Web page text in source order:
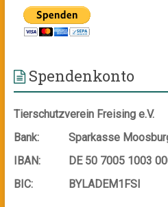
Spendenkonto
Tierschutzverein Freising e.V.
Bank:
Sparkasse
IBAN:
DE 50 7005 1003
BIC:
BYLADEM1FSI